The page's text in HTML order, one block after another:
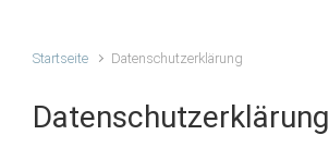
Startseite Datenschutzerklärung
Datenschutzerklärung